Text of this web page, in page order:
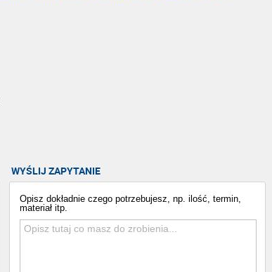
WYŚLIJ ZAPYTANIE
Opisz dokładnie czego potrzebujesz, np. ilość, termin,
materiał itp.